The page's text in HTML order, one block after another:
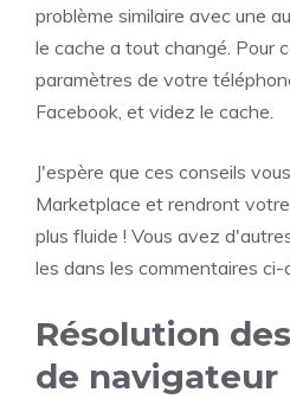
problème similaire avec une
le cache a tout changé. Pour
paramètres de votre
Facebook, et videz le cache.
J'espère que ces conseils
Marketplace et rendront
plus fluide ! Vous avez
les dans les commentaires ci-
Résolution
de navigateur